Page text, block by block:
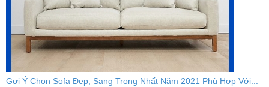
Gợi Ý Chọn Sofa Đẹp, Sang Trọng Nhất Năm 2021 Phù Hợp Với...